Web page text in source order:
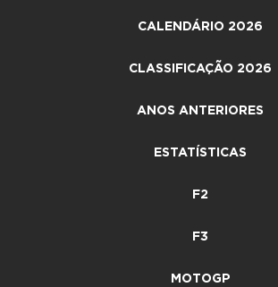
CALENDÁRIO 2026
CLASSIFICAÇÃO 2026
ANOS ANTERIORES
ESTATÍSTICAS
F2
F3
MOTOGP